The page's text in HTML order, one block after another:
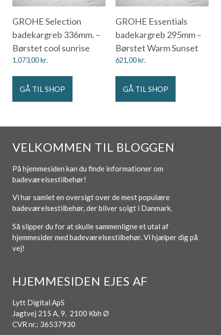
GROHE Selection
badekargreb 336mm. –
Børstet cool sunrise
1.073,00kr.
GÅ TIL SHOP
GROHE Essentials
badekargreb 295mm –
Børstet Warm Sunset
621,00kr.
GÅ TIL SHOP
VELKOMMEN TIL BLOGGEN
På hjemmesiden kan du finde informationer om
badeværelsestilbehør!
Vi har samlet en oversigt over de mest populære
badeværelsestilbehør, der bliver solgt i Danmark.
Så slipper du for at skulle sammenligne et utal af
hjemmesider med badeværelsestilbehør. Vi hjælper dig på
vej!
HJEMMESIDEN EJES AF
Lytt Digital ApS
Jagtvej 215 A, 9. 2100 Kbh Ø
CVR nr.: 36537930